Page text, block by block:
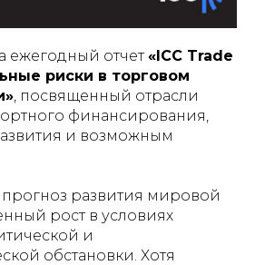
ежегодный отчет«ICC Trade
риски в торговом
, посвященный отрасли
финансирования,
и возможным
прогноз развития мировой
рост в условиях
и
обстановки. Хотя